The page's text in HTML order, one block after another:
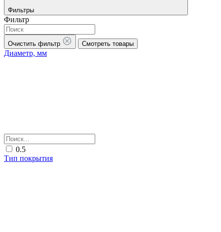
Фильтры
Фильтр
Очистить фильтр Смотреть товары
Диаметр, мм
0.5
Тип покрытия